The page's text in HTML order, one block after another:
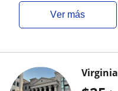
ver más
Virginia